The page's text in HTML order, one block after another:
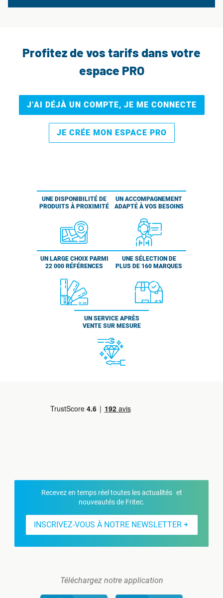
Profitez de vos tarifs dans votre
espace PRO
J’AI DÉJÀ UN COMPTE, JE ME CONNECTE
JE CRÉE MON ESPACE PRO
UNE DISPONIBILITÉ DE
PRODUITS À PROXIMITÉ
UN ACCOMPAGNEMENT
ADAPTÉ À VOS BESOINS
UN LARGE CHOIX PARMI
22 000 RÉFÉRENCES
UNE SÉLECTION DE
PLUS DE 160 MARQUES
UN SERVICE APRÈS
VENTE SUR MESURE
Recevez en temps réel toutes les actualités et
nouveautés de Fritec.
INSCRIVEZ-VOUS À NOTRE NEWSLETTER
Téléchargez notre application